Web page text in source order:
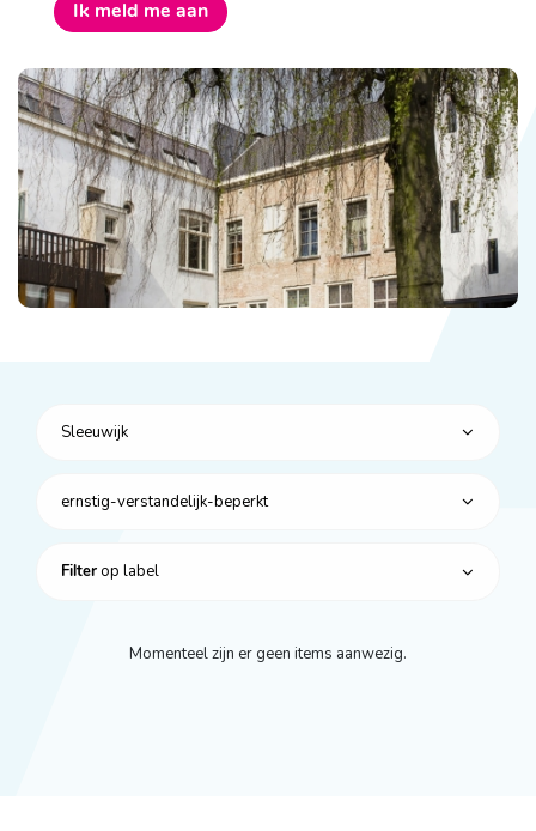
Ik meld me aan
Sleeuwijk
ernstig-verstandelijk-beperkt
Filter op label
Momenteel zijn er geen items aanwezig.